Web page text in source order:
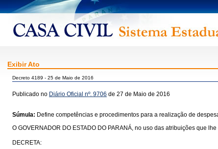
Exibir Ato
Decreto 4189 - 25 de Maio de 2016
Publicado no Diário Oficial nº. 9706 de 27 de Maio de 2016
Súmula: Define competências e procedimentos para a realização de
O GOVERNADOR DO ESTADO DO PARANÁ, no uso das atribuições que
DECRETA: